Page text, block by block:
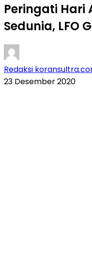
Peringati Hari
Sedunia, LFO
Redaksi
23 Desember 2020